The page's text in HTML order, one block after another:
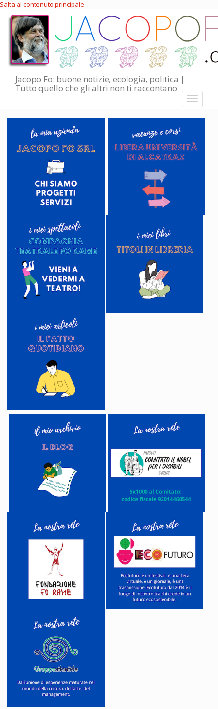
Salta al contenuto principale
Jacopo Fo: buone notizie, ecologia, politica |
Tutto quello che gli altri non ti raccontano
Toggle